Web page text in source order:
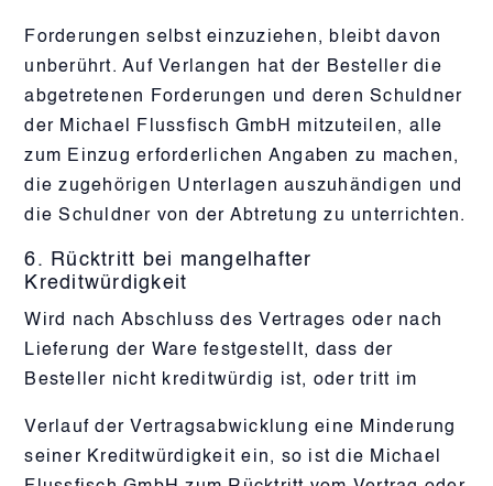
Forderungen selbst einzuziehen, bleibt davon
unberührt. Auf Verlangen hat der Besteller die
abgetretenen Forderungen und deren Schuldner
der Michael Flussfisch GmbH mitzuteilen, alle
zum Einzug erforderlichen Angaben zu machen,
die zugehörigen Unterlagen auszuhändigen und
die Schuldner von der Abtretung zu unterrichten.
6. Rücktritt bei mangelhafter
Kreditwürdigkeit
Wird nach Abschluss des Vertrages oder nach
Lieferung der Ware festgestellt, dass der
Besteller nicht kreditwürdig ist, oder tritt im
Verlauf der Vertragsabwicklung eine Minderung
seiner Kreditwürdigkeit ein, so ist die Michael